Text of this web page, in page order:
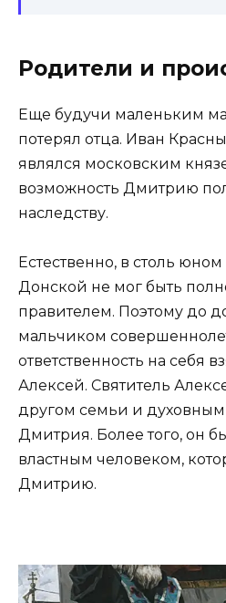
Родители и
Еще будучи маленьким
потерял отца. Иван
являлся московским
возможность Дмитрию
наследству.
Естественно, в столь
Донской не мог быть
правителем. Поэтому до
мальчиком
ответственность на себя
Алексей. Святитель
другом семьи и духовным
Дмитрия. Более того, он
властным человеком,
Дмитрию.